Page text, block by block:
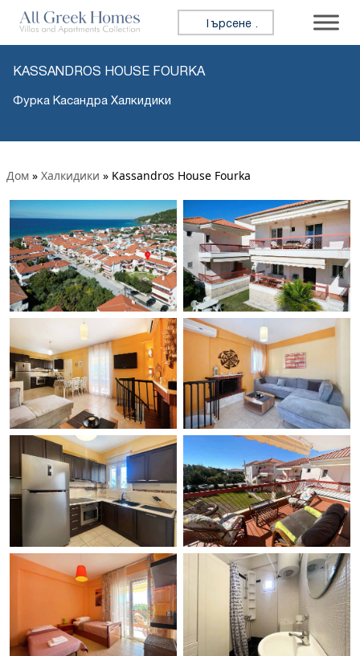
Търсене за:
KASSANDROS HOUSE FOURKA
Фурка Касандра Халкидики
Дом » Халкидики » Kassandros House Fourka